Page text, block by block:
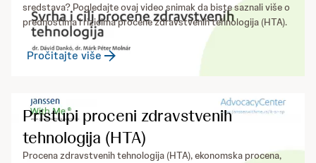
sredstava? Pogledajte ovaj video snimak da biste saznali više o
prednostima i rizicima procene zdravstvenih tehnologija (HTA).
Pročitajte više
Pristupi proceni zdravstvenih
tehnologija (HTA)
Procena zdravstvenih tehnologija (HTA), ekonomska procena,